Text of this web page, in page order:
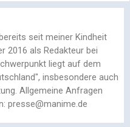
seit meiner Kindheit
2016 als Redakteur bei
liegt auf dem
insbesondere auch
Allgemeine Anfragen
presse@manime.de